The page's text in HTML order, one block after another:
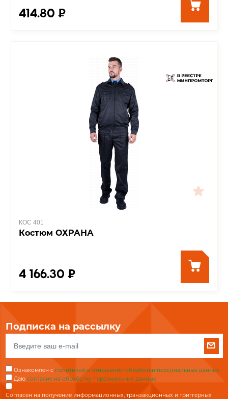
414.80 ₽
КОС 401
Костюм ОХРАНА
4 166.30 ₽
Подписка на рассылку
Ознакомлен с политикой в отношении обработки персональных данных
Даю согласие на обработку персональных данных
Согласен на получение информационных, транзакционных и триггерных